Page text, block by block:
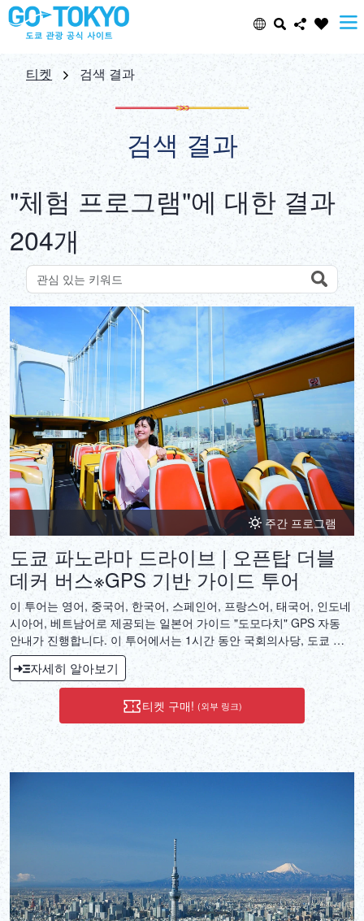
Select Language
日本語
ENGLISH
中文(简体)
中文(繁體/正體)
한글
ภาษาไทย
DEUTSCH
ITALIANO
ESPAÑOL
FRANÇAIS
Share this page
Email
Copy URL
티켓 검색 결과
검색 결과
"체험 프로그램"에 대한 결과
204개
키워드로 명소 검색
주간 프로그램
도쿄 파노라마 드라이브 | 오픈탑 더블
데커 버스※GPS 기반 가이드 투어
이 투어는 영어, 중국어, 한국어, 스페인어, 프랑스어, 태국어, 인도네
시아어, 베트남어로 제공되는 일본어 가이드 "도모다치" GPS 자동
안내가 진행합니다. 이 투어에서는 1시간 동안 국회의사당, 도쿄 타
워, 도쿄 만 지역, 긴자 등 도쿄의 아름다운 명소를 돌아봅니다. 투어
에서 도쿄의 역동적이고 활기찬 바람을 느껴보세요.
자세히 알아보기
티켓 구매! (외부 링크)